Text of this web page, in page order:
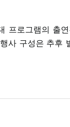
프로그램의 출
사 구성은 추후